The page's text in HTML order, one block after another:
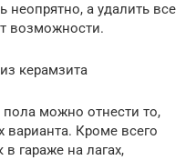
неопрятно, а удалить все
возможности.
керамзита
можно отнести то,
варианта. Кроме всего
гараже на лагах,